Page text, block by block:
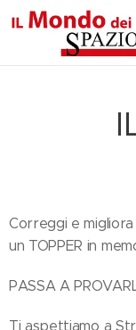
Correggi e
un TOPPER in
PASSA A
Ti aspettiamo a